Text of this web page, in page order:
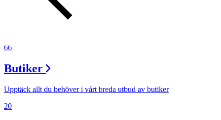
Öppettider
Min Shopping-app
66
Butiker
Upptäck allt du behöver i vårt breda utbud av butiker
20